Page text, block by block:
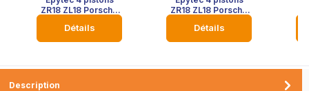
ZR18 ZL18 Porsche
Touareg Tuning
Système de
Blank sans couleur
Détails
ZR18 ZL18 Porsche
Touareg Tuning
Système de
rouge avec logo
Détails
Description